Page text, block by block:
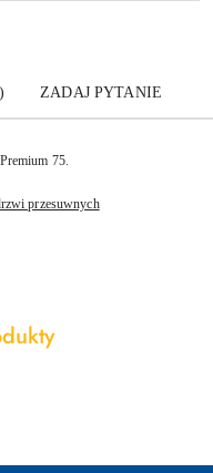
ZADAJ PYTANIE
75.
przesuwnych